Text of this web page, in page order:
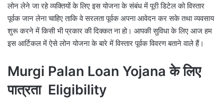
लोन लेने जा रहे व्यक्तियों के लिए इस योजना के संबंध में पूरी डिटेल को विस्तार
पूर्वक जान लेना चाहिए ताकि वे सरलता पूर्वक अपना आवेदन कर सके तथा व्यवसाय
शुरू करने में किसी भी प्रकार की दिक्कत ना हो। आपकी सुविधा के लिए आज हम
इस आर्टिकल में ऐसे लोन योजना के बारे में विस्तार पूर्वक विवरण बताने वाले हैं।
Murgi Palan Loan Yojana के लिए
पात्रता Eligibility